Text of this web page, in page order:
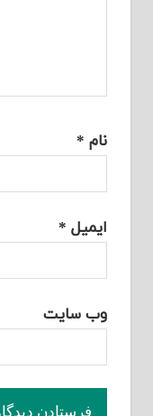
نام *
ایمیل *
وب‌ سایت